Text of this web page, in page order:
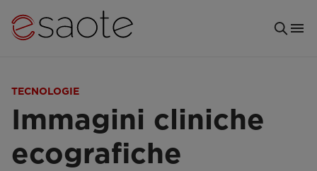
TECNOLOGIE
Immagini cliniche
ecografiche